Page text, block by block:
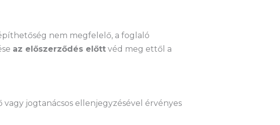
nem megfelelő, a foglaló
az előszerződés előttvéd meg ettől a
jogtanácsos ellenjegyzésével érvényes